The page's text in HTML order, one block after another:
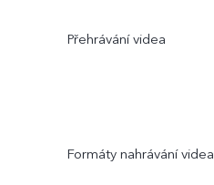
Přehrávání videa
Formáty nahrávání videa